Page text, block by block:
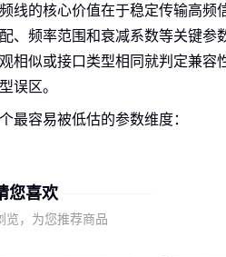
线的核心价值在于稳定传输高频
、频率范围和衰减系数等关键参
相似或接口类型相同就判定兼容
误区。
最容易被低估的参数维度：
率上限：超出标称范围会出现非
蔽结构：单层编织网与复合屏蔽
您喜欢
览，为您推荐商品